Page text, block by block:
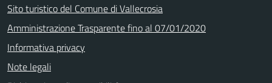
Sito turistico del Comune di Vallecrosia
Amministrazione Trasparente fino al 07/01/2020
Informativa privacy
Note legali